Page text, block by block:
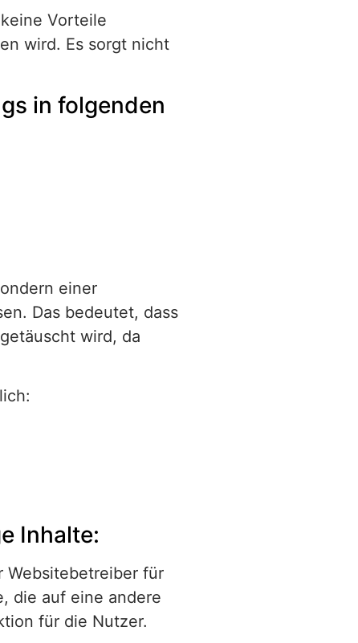
Vorteile
wird. Es sorgt nicht
in folgenden
einer
Das bedeutet, dass
wird, da
Inhalte:
Websitebetreiber für
die auf eine andere
für die Nutzer.